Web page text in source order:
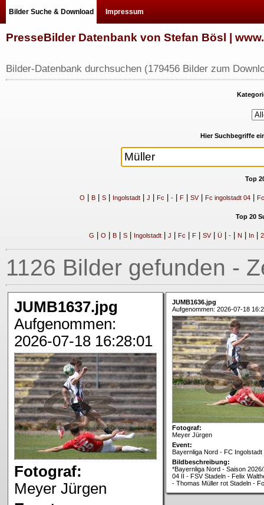
Bilder Suche & Download Impressum
PresseBilder Datenbank von Stefan Bösl |
Bilder-Datenbank durchsuchen (179456 Bilder zum
Hier Suchbegriffe
Top
O B| S| Ingolstadt| J Fc -| F| SV| Fc ingolstadt 04|
Top 20
G O B| S| Ingolstadt| J Fc F| SV| Ü| -| N In| 2
1126 Bilder gefunden -
JUMB1637.jpg
Aufgenommen:
2026-07-18 16:28:01
Fotograf:
Meyer Jürgen
JUMB1636.jpg
Aufgenommen: 2026-07-18
Fotograf:
Meyer Jürgen
Event:
Bayernliga Nord - FC Ingolstadt
Bildbeschreibung:
*Bayernliga Nord - Saison
04 II - FSV Stadeln - Felix
- Thomas Müller rot Stadeln -